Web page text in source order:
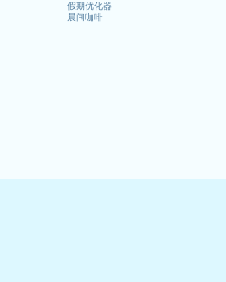
假期优化器
晨间咖啡